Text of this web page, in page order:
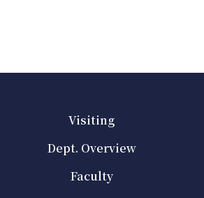
Visiting
Dept. Overview
Faculty